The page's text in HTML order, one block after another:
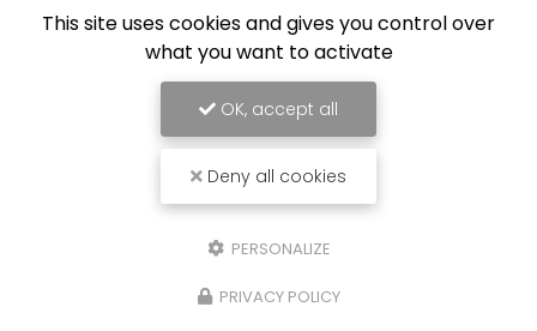
This site uses cookies and gives you control over
what you want to activate
OK, accept all
Deny all cookies
PERSONALIZE
PRIVACY POLICY